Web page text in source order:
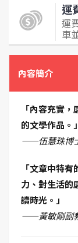
運
運
車
內容簡介
「內容充實
的文學作品。」
——伍慧珠博
「文章中特
力、對生活的
讀時光。」
——黃敏剛副